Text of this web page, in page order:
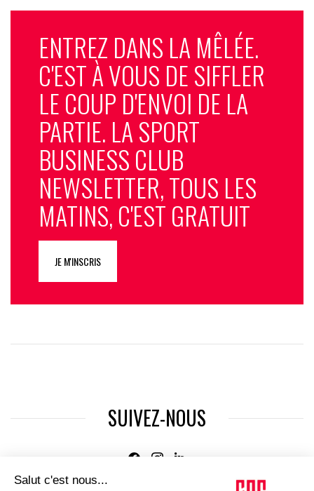
ENTREZ DANS LA MÊLÉE.
C'EST À VOUS DE SIFFLER
LE COUP D'ENVOI DE LA
PARTIE. LA SPORT
BUSINESS CLUB
NEWSLETTER, TOUS LES
MATINS, C'EST GRATUIT
JE M'INSCRIS
SUIVEZ-NOUS